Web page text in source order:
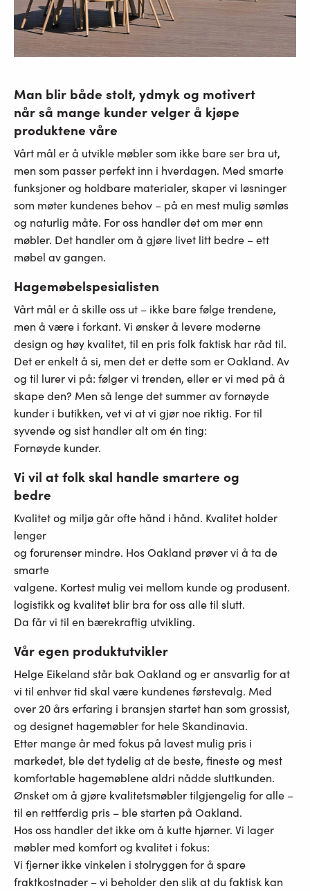
Man blir både stolt, ydmyk og motivert
når så mange kunder velger å kjøpe
produktene våre
Vårt mål er å utvikle møbler som ikke bare ser bra ut,
men som passer perfekt inn i hverdagen. Med smarte
funksjoner og holdbare materialer, skaper vi løsninger
som møter kundenes behov – på en mest mulig sømløs
og naturlig måte. For oss handler det om mer enn
møbler. Det handler om å gjøre livet litt bedre – ett
møbel av gangen.
Hagemøbelspesialisten
Vårt mål er å skille oss ut – ikke bare følge trendene,
men å være i forkant. Vi ønsker å levere moderne
design og høy kvalitet, til en pris folk faktisk har råd til.
Det er enkelt å si, men det er dette som er Oakland. Av
og til lurer vi på: følger vi trenden, eller er vi med på å
skape den? Men så lenge det summer av fornøyde
kunder i butikken, vet vi at vi gjør noe riktig. For til
syvende og sist handler alt om én ting:
Fornøyde kunder.
Vi vil at folk skal handle smartere og
bedre
Kvalitet og miljø går ofte hånd i hånd. Kvalitet holder
lenger
og forurenser mindre. Hos Oakland prøver vi å ta de
smarte
valgene. Kortest mulig vei mellom kunde og produsent.
logistikk og kvalitet blir bra for oss alle til slutt.
Da får vi til en bærekraftig utvikling.
Vår egen produktutvikler
Helge Eikeland står bak Oakland og er ansvarlig for at
vi til enhver tid skal være kundenes førstevalg. Med
over 20 års erfaring i bransjen startet han som grossist,
og designet hagemøbler for hele Skandinavia.
Etter mange år med fokus på lavest mulig pris i
markedet, ble det tydelig at de beste, fineste og mest
komfortable hagemøblene aldri nådde sluttkunden.
Ønsket om å gjøre kvalitetsmøbler tilgjengelig for alle –
til en rettferdig pris – ble starten på Oakland.
Hos oss handler det ikke om å kutte hjørner. Vi lager
møbler med komfort og kvalitet i fokus:
Vi fjerner ikke vinkelen i stolryggen for å spare
fraktkostnader – vi beholder den slik at du faktisk kan